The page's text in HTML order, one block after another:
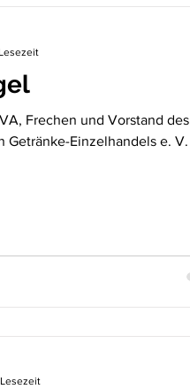
Frechen und Vorstand des
Getränke-Einzelhandels e. V.